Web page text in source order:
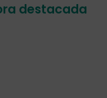
destacada